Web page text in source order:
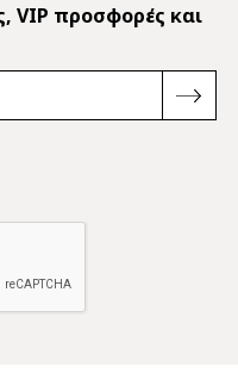
VIP προσφορές και